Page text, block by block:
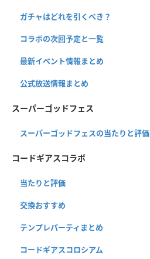
ガチャはどれを引くべき？
コラボの次回予定と一覧
最新イベント情報まとめ
公式放送情報まとめ
スーパーゴッドフェス
スーパーゴッドフェスの当たりと評価
コードギアスコラボ
当たりと評価
交換おすすめ
テンプレパーティまとめ
コードギアスコロシアム